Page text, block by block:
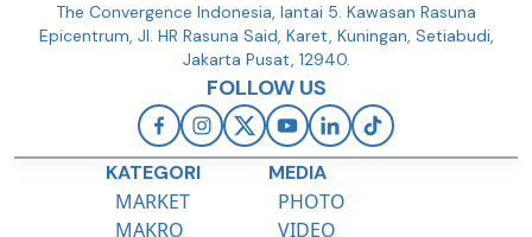
The Convergence Indonesia, lantai 5. Kawasan Rasuna
Epicentrum, Jl. HR Rasuna Said, Karet, Kuningan, Setiabudi,
Jakarta Pusat, 12940.
FOLLOW US
KATEGORI
MARKET
MAKRO
MEDIA
PHOTO
VIDEO